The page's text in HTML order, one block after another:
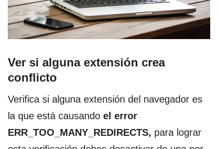
Ver si alguna extensión crea
conflicto
Verifica si alguna extensión del navegador es
la que está causando el error
ERR_TOO_MANY_REDIRECTS, para lograr